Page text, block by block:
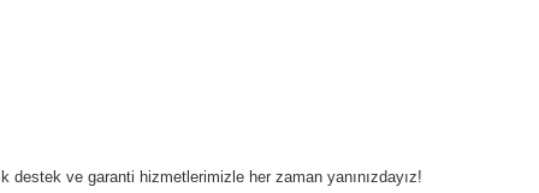
destek ve garanti hizmetlerimizle her zaman yanınızdayız!